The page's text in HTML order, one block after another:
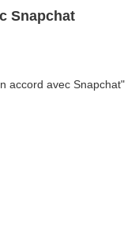
Snapchat